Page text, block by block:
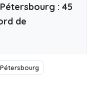
: 45
de